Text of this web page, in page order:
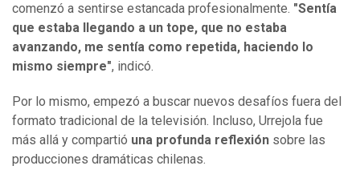
comenzó a sentirse estancada profesionalmente. "Sentía
que estaba llegando a un tope, que no estaba
avanzando, me sentía como repetida, haciendo lo
mismo siempre", indicó.
Por lo mismo, empezó a buscar nuevos desafíos fuera del
formato tradicional de la televisión. Incluso, Urrejola fue
más allá y compartió una profunda reflexión sobre las
producciones dramáticas chilenas.